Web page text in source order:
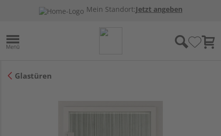
Mein Standort:Jetzt angeben
Glastüren